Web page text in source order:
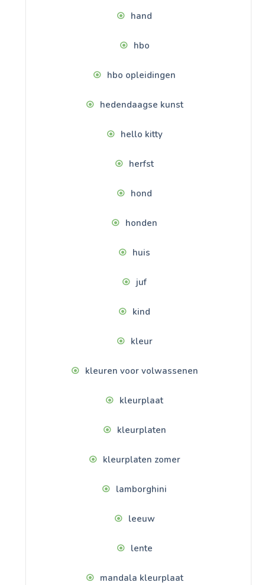
hand
hbo
hbo opleidingen
hedendaagse kunst
hello kitty
herfst
hond
honden
huis
juf
kind
kleur
kleuren voor volwassenen
kleurplaat
kleurplaten
kleurplaten zomer
lamborghini
leeuw
lente
mandala kleurplaat